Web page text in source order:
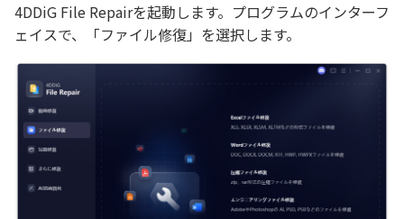
4DDiG File Repairを起動します。プログラムのインターフ
ェイスで、「ファイル修復」を選択します。